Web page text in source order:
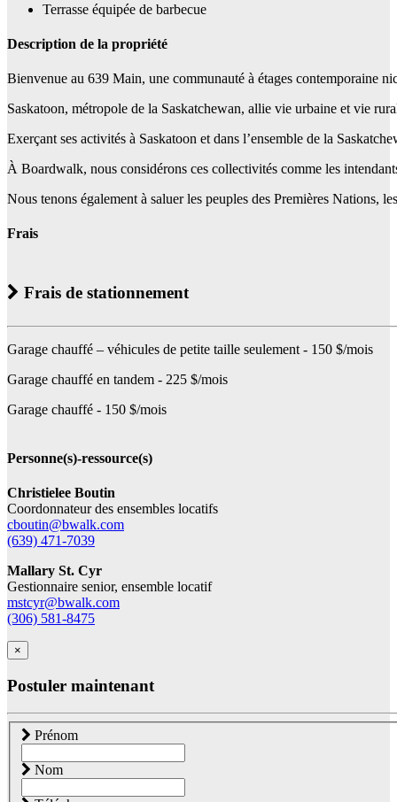
Terrasse équipée de barbecue
Description de la propriété
Bienvenue au 639 Main, une communauté à étages contemporaine
Saskatoon, métropole de la Saskatchewan, allie vie urbaine et vie
Exerçant ses activités à Saskatoon et dans l’ensemble de la
À Boardwalk, nous considérons ces collectivités comme les
Nous tenons également à saluer les peuples des Premières Nations,
Frais
Frais de stationnement
Garage chauffé – véhicules de petite taille seulement - 150 $/mois
Garage chauffé en tandem - 225 $/mois
Garage chauffé - 150 $/mois
Personne(s)-ressource(s)
Christielee Boutin
Coordonnateur des ensembles locatifs
cboutin@bwalk.com
(639) 471-7039
Mallary St. Cyr
Gestionnaire senior, ensemble locatif
mstcyr@bwalk.com
(306) 581-8475
×
Postuler maintenant
Prénom
Nom